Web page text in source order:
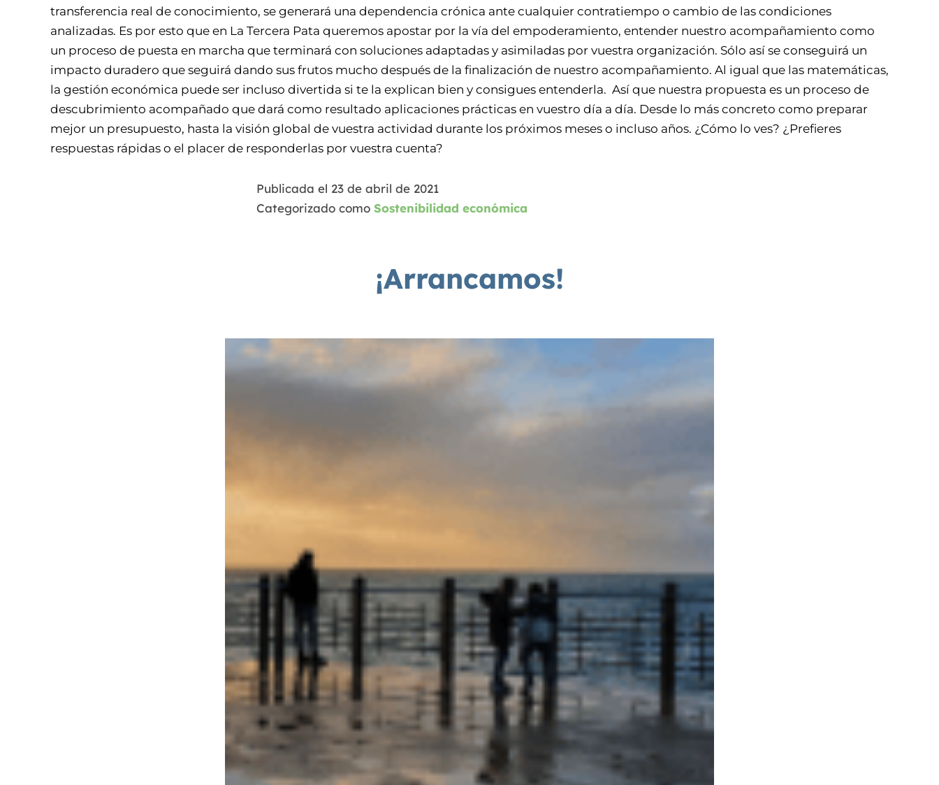
transferencia real de conocimiento, se generará una dependencia crónica ante cualquier contratiempo o cambio de las condiciones
analizadas. Es por esto que en La Tercera Pata queremos apostar por la vía del empoderamiento, entender nuestro acompañamiento como
un proceso de puesta en marcha que terminará con soluciones adaptadas y asimiladas por vuestra organización. Sólo así se conseguirá un
impacto duradero que seguirá dando sus frutos mucho después de la finalización de nuestro acompañamiento. Al igual que las matemáticas,
la gestión económica puede ser incluso divertida si te la explican bien y consigues entenderla. Así que nuestra propuesta es un proceso de
descubrimiento acompañado que dará como resultado aplicaciones prácticas en vuestro día a día. Desde lo más concreto como preparar
mejor un presupuesto, hasta la visión global de vuestra actividad durante los próximos meses o incluso años. ¿Cómo lo ves? ¿Prefieres
respuestas rápidas o el placer de responderlas por vuestra cuenta?
Publicada el 23 de abril de 2021
Categorizado como Sostenibilidad económica
¡Arrancamos!